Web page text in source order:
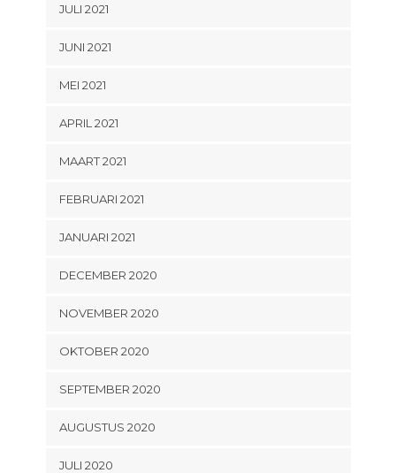
JULI 2021
JUNI 2021
MEI 2021
APRIL 2021
MAART 2021
FEBRUARI 2021
JANUARI 2021
DECEMBER 2020
NOVEMBER 2020
OKTOBER 2020
SEPTEMBER 2020
AUGUSTUS 2020
JULI 2020